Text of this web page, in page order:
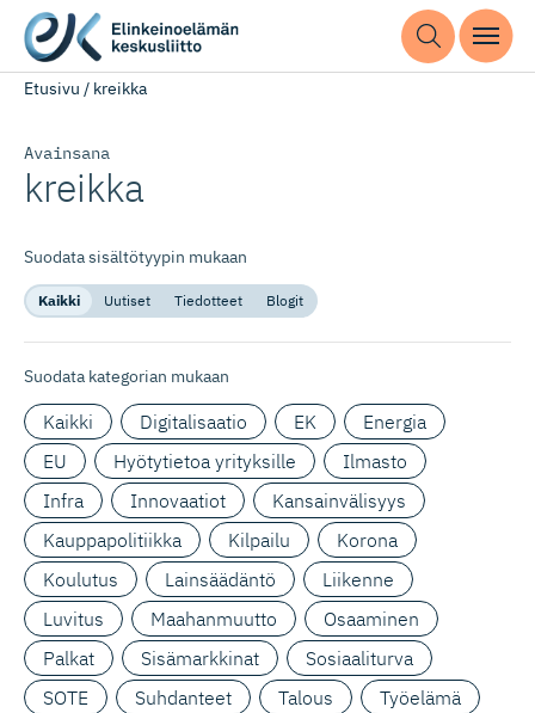
Etusivu / kreikka
Avainsana
kreikka
Suodata sisältötyypin mukaan
Kaikki Uutiset Tiedotteet Blogit
Suodata kategorian mukaan
Kaikki Digitalisaatio EK
Energia
EU
Hyötytietoa yrityksille
Ilmasto
Infra
Innovaatiot
Kansainvälisyys
Kauppapolitiikka
Kilpailu
Korona
Koulutus
Lainsäädäntö
Liikenne
Luvitus
Maahanmuutto
Osaaminen
Palkat
Sisämarkkinat
Sosiaaliturva
SOTE
Suhdanteet Talous
Työelämä